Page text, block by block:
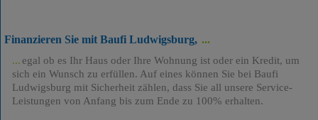
Finanzieren Sie mit Baufi Ludwigsburg,
egal ob es Ihr Haus oder Ihre Wohnung ist oder ein Kredit, um
sich ein Wunsch zu erfüllen. Auf eines können Sie bei Baufi
Ludwigsburg mit Sicherheit zählen, dass Sie all unsere Service-
Leistungen von Anfang bis zum Ende zu 100% erhalten.